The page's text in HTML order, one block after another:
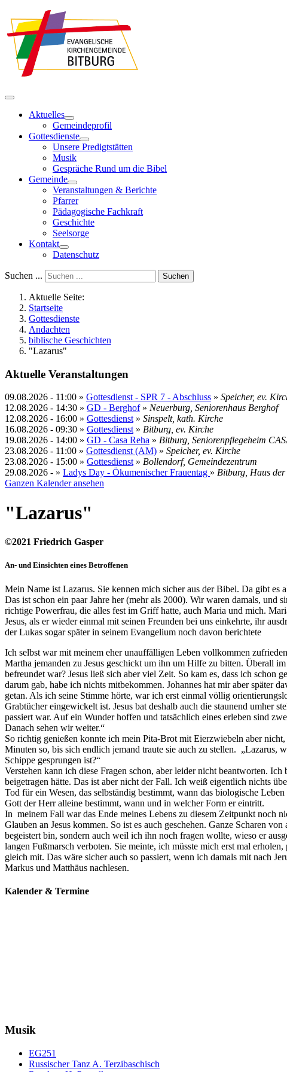
Aktuelles
Gemeindeprofil
Gottesdienste
Unsere Predigtstätten
Musik
Gespräche Rund um die Bibel
Gemeinde
Veranstaltungen & Berichte
Pfarrer
Pädagogische Fachkraft
Geschichte
Seelsorge
Kontakt
Datenschutz
Suchen ... Suchen
Aktuelle Seite:
Startseite
Gottesdienste
Andachten
biblische Geschichten
"Lazarus"
Aktuelle Veranstaltungen
09.08.2026 - 11:00 » Gottesdienst - SPR 7 - Abschluss » Speicher, ev.
12.08.2026 - 14:30 » GD - Berghof» Neuerburg, Seniorenhaus Berghof
12.08.2026 - 16:00 » Gottesdienst» Sinspelt, kath. Kirche
16.08.2026 - 09:30 » Gottesdienst» Bitburg, ev. Kirche
19.08.2026 - 14:00 » GD - Casa Reha » Bitburg, Seniorenpflegeheim
23.08.2026 - 11:00 » Gottesdienst (AM) » Speicher, ev. Kirche
23.08.2026 - 15:00 » Gottesdienst» Bollendorf, Gemeindezentrum
29.08.2026 - » Ladys Day - Ökumenischer Frauentag » Bitburg, Haus der
Ganzen Kalender ansehen
"Lazarus"
©2021 Friedrich Gasper
An- und Einsichten eines Betroffenen
Mein Name ist Lazarus. Sie kennen mich sicher aus der Bibel. Da gibt
Das ist schon ein paar Jahre her (mehr als 2000). Wir waren damals,
richtige Powerfrau, die alles fest im Griff hatte, auch Maria und mich.
Jesus, als er wieder einmal mit seinen Freunden bei uns einkehrte, ihr
der Lukas sogar später in seinem Evangelium noch davon berichtete
Ich selbst war mit meinem eher unauffälligen Leben vollkommen
Martha jemanden zu Jesus geschickt um ihn um Hilfe zu bitten. Überall
befreundet war? Jesus ließ sich aber viel Zeit. So kam es, dass ich schon
darum gab, habe ich nichts mitbekommen. Johannes hat mir aber später
getan. Als ich seine Stimme hörte, war ich erst einmal völlig
Grabtücher eingewickelt ist. Jesus bat deshalb auch die staunend umher
passiert war. Auf ein Wunder hoffen und tatsächlich eines erleben sind
Danach sehen wir weiter.“
So richtig genießen konnte ich mein Pita-Brot mit Eierzwiebeln aber
Minuten so, bis sich endlich jemand traute sie auch zu stellen. „Lazarus,
Schippe gesprungen ist?“
Verstehen kann ich diese Fragen schon, aber leider nicht beantworten.
beigetragen hätte. Das ist aber nicht der Fall. Ich weiß eigentlich nichts
Tod für ein Wesen, das selbständig bestimmt, wann das biologische
Gott der Herr alleine bestimmt, wann und in welcher Form er eintritt.
In meinem Fall war das Ende meines Lebens zu diesem Zeitpunkt noch
Glauben an Jesus kommen. So ist es auch geschehen. Ganze Scharen
begeistert bin, sondern auch weil ich ihn noch fragen wollte, wieso er
langen Fußmarsch verboten. Sie meinte, ich müsste mich erst mal
gleich mit. Das wäre sicher auch so passiert, wenn ich damals mit nach
Markus und Matthäus nachlesen.
Kalender & Termine
Musik
EG251
Russischer Tanz A. Terzibaschisch